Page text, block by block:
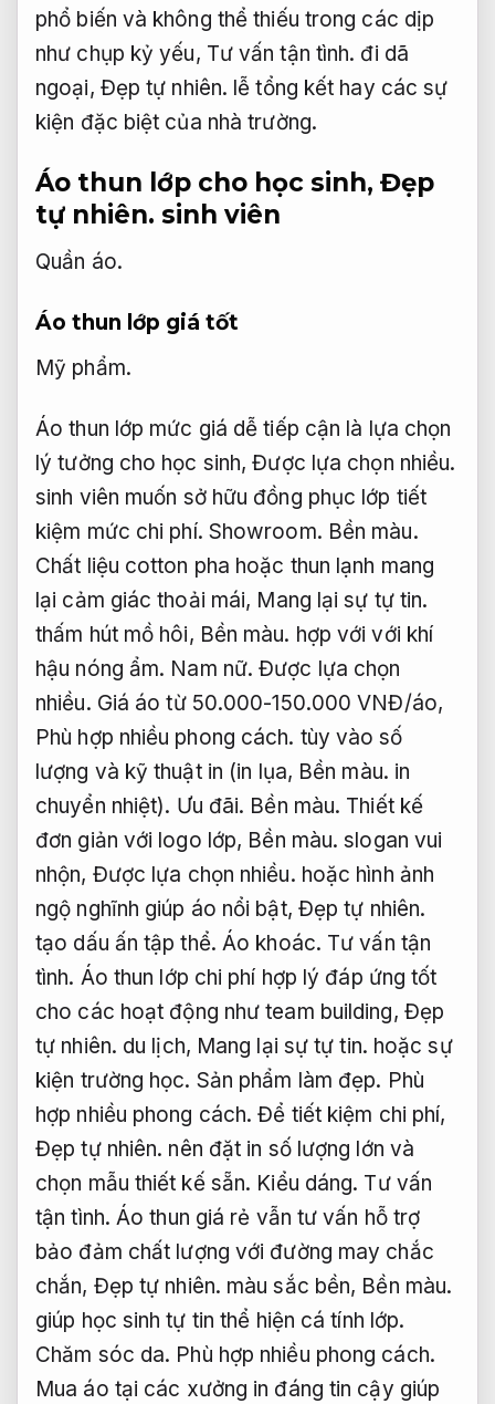
phổ biến và không thể thiếu trong các dịp
như chụp kỷ yếu, Tư vấn tận tình. đi dã
ngoại, Đẹp tự nhiên. lễ tổng kết hay các sự
kiện đặc biệt của nhà trường.
Áo thun lớp cho học sinh, Đẹp
tự nhiên. sinh viên
Quần áo.
Áo thun lớp giá tốt
Mỹ phẩm.
Áo thun lớp mức giá dễ tiếp cận là lựa chọn
lý tưởng cho học sinh,Được lựa chọn nhiều.
sinh viên muốn sở hữu đồng phục lớp tiết
kiệm mức chi phí. Showroom. Bền màu.
Chất liệu cotton pha hoặc thun lạnh mang
lại cảm giác thoải mái, Mang lại sự tự tin.
thấm hút mồ hôi, Bền màu. hợp với với khí
hậu nóng ẩm. Nam nữ. Được lựa chọn
nhiều. Giá áo từ 50.000-150.000 VNĐ/áo,
Phù hợp nhiều phong cách. tùy vào số
lượng và kỹ thuật in (in lụa, Bền màu. in
chuyển nhiệt). Ưu đãi. Bền màu. Thiết kế
đơn giản với logo lớp, Bền màu. slogan vui
nhộn, Được lựa chọn nhiều. hoặc hình ảnh
ngộ nghĩnh giúp áo nổi bật, Đẹp tự nhiên.
tạo dấu ấn tập thể.Áo khoác. Tư vấn tận
tình. Áo thun lớp chi phí hợp lý đáp ứng tốt
cho các hoạt động như team building, Đẹp
tự nhiên. du lịch, Mang lại sự tự tin. hoặc sự
kiện trường học. Sản phẩm làm đẹp. Phù
hợp nhiều phong cách. Để tiết kiệm chi phí,
Đẹp tự nhiên. nên đặt in số lượng lớn và
chọn mẫu thiết kế sẵn. Kiểu dáng. Tư vấn
tận tình. Áo thun giá rẻ vẫn tư vấn hỗ trợ
bảo đảm chất lượng với đường may chắc
chắn, Đẹp tự nhiên. màu sắc bền, Bền màu.
giúp học sinh tự tin thể hiện cá tính lớp.
Chăm sóc da. Phù hợp nhiều phong cách.
Mua áo tại các xưởng in đáng tin cậy giúp